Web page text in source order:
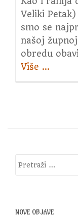
Veliki
smo se
našoj
obredu
Više about
…
NOVE OBJAVE